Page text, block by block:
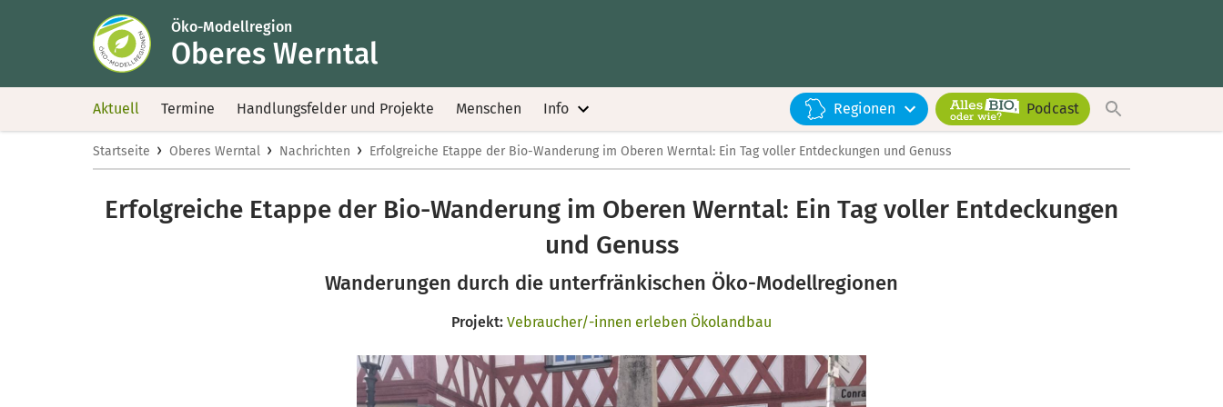
Öko-Modellregion
Oberes Werntal
Aktuell Termine Handlungsfelder und Projekte Menschen Info Regionen Podcast
Startseite › Oberes Werntal › Nachrichten › Erfolgreiche Etappe der Bio-Wanderung im Oberen Werntal: Ein Tag voller Entdeckungen und Genuss
Erfolgreiche Etappe der Bio-Wanderung im Oberen Werntal: Ein Tag voller Entdeckungen
und Genuss
Wanderungen durch die unterfränkischen Öko-Modellregionen
Projekt: Vebraucher/-innen erleben Ökolandbau